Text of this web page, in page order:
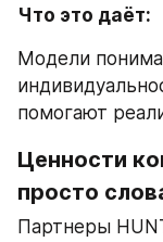
Что это даёт:
Модели
помогают
Ценности
просто
Партнеры